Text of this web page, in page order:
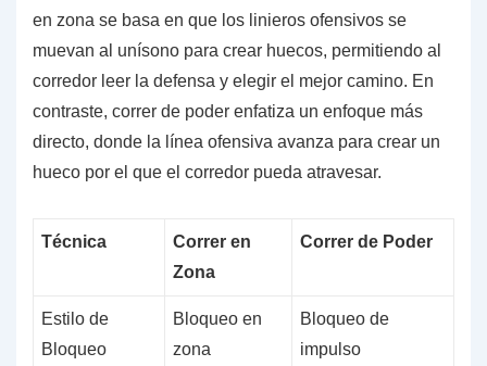
en zona se basa en que los linieros ofensivos se
muevan al unísono para crear huecos, permitiendo al
corredor leer la defensa y elegir el mejor camino. En
contraste, correr de poder enfatiza un enfoque más
directo, donde la línea ofensiva avanza para crear un
hueco por el que el corredor pueda atravesar.
Técnica
Correr en
Zona
Correr de Poder
Estilo de
Bloqueo
Bloqueo en
zona
Bloqueo de
impulso